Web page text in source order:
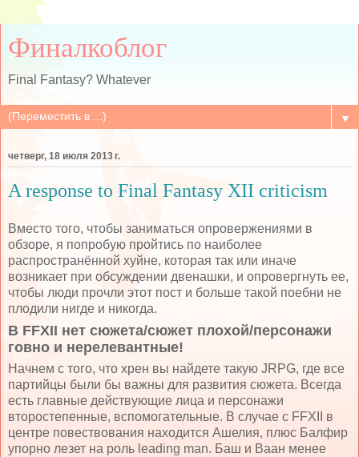
Финалкоблог
Final Fantasy? Whatever
▼
четверг, 18 июля 2013 г.
A response to Final Fantasy XII criticism
Вместо того, чтобы заниматься опровержениями в
обзоре, я попробую пройтись по наиболее
распространённой хуйне, которая так или иначе
возникает при обсуждении двенашки, и опровергнуть ее,
чтобы люди прочли этот пост и больше такой поебни не
плодили нигде и никогда.
В FFXII нет сюжета/сюжет плохой/персонажи
говно и нерелевантные!
Начнем с того, что хрен вы найдете такую JRPG, где все
партийцы были бы важны для развития сюжета. Всегда
есть главные действующие лица и персонажи
второстепенные, вспомогательные. В случае с FFXII в
центре повествования находится Ашелия, плюс Балфир
упорно лезет на роль leading man. Баш и Ваан менее